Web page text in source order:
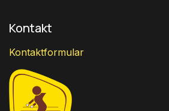
Kontakt
Kontaktformular